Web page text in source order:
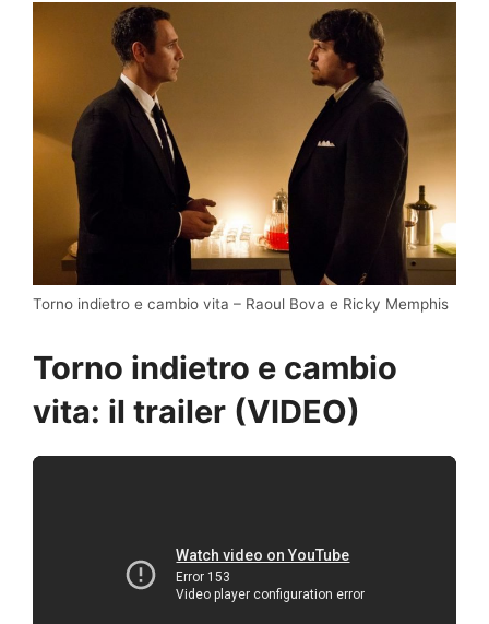
Torno indietro e cambio vita – Raoul Bova e Ricky Memphis
Torno indietro e cambio
vita: il trailer (VIDEO)